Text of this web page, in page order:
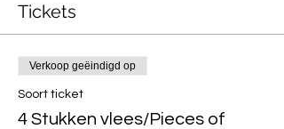
Tickets
Verkoop geëindigd op
Soort ticket
4 Stukken vlees/Pieces of